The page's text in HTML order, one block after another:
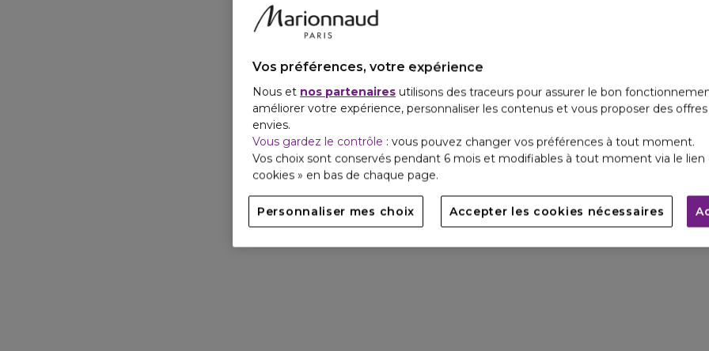
Vos préférences, votre expérience
Nous et nos partenaires utilisons des traceurs pour assurer le bon
améliorer votre expérience, personnaliser les contenus et vous proposer des
envies.
Vous gardez le contrôle : vous pouvez changer vos préférences à tout moment.
Vos choix sont conservés pendant 6 mois et modifiables à tout moment via le lien
cookies » en bas de chaque page.
Personnaliser mes choix Accepter les cookies nécessaires